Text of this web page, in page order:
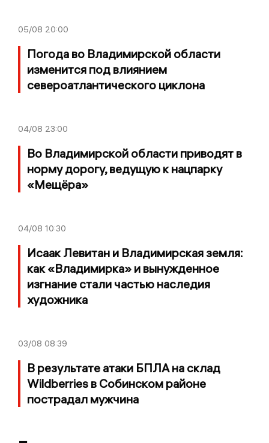
05/08 20:00
Погода во Владимирской области
изменится под влиянием
североатлантического циклона
04/08 23:00
Во Владимирской области приводят в
норму дорогу, ведущую к нацпарку
«Мещёра»
04/08 10:30
Исаак Левитан и Владимирская земля:
как «Владимирка» и вынужденное
изгнание стали частью наследия
художника
03/08 08:39
В результате атаки БПЛА на склад
Wildberries в Собинском районе
пострадал мужчина